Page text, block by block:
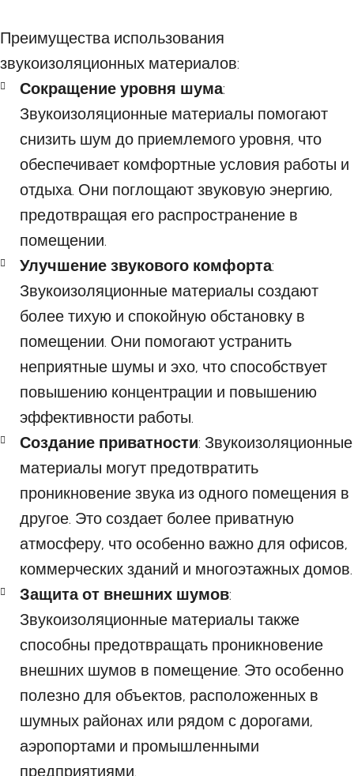
Преимущества использования
звукоизоляционных материалов:
Сокращение уровня шума:
Звукоизоляционные материалы помогают
снизить шум до приемлемого уровня, что
обеспечивает комфортные условия работы и
отдыха. Они поглощают звуковую энергию,
предотвращая его распространение в
помещении.
Улучшение звукового комфорта:
Звукоизоляционные материалы создают
более тихую и спокойную обстановку в
помещении. Они помогают устранить
неприятные шумы и эхо, что способствует
повышению концентрации и повышению
эффективности работы.
Создание приватности: Звукоизоляционные
материалы могут предотвратить
проникновение звука из одного помещения в
другое. Это создает более приватную
атмосферу, что особенно важно для офисов,
коммерческих зданий и многоэтажных домов.
Защита от внешних шумов:
Звукоизоляционные материалы также
способны предотвращать проникновение
внешних шумов в помещение. Это особенно
полезно для объектов, расположенных в
шумных районах или рядом с дорогами,
аэропортами и промышленными
предприятиями.